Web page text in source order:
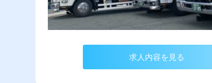
求人内容を見る